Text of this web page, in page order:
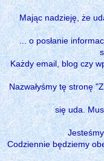
Mając nadzieję, że
... o posłanie
Każdy email, blog czy
Nazwałyśmy tę stronę
się uda.
Codziennie będziemy